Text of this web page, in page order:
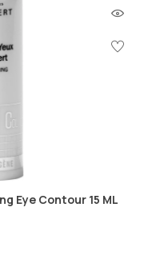
Eye Contour 15 ML